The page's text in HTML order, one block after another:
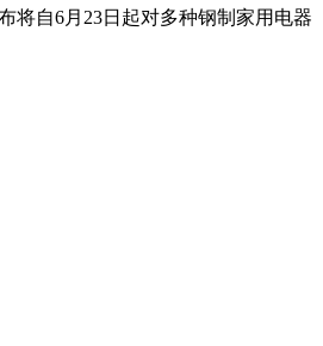
将自6月23日起对多种钢制家用电器